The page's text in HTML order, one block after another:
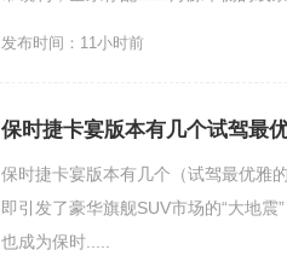
发布时间：11小时前
保时捷卡宴版本有几个试驾最
保时捷卡宴版本有几个（试驾最优雅
即引发了豪华旗舰SUV市场的“大地
也成为保时.....